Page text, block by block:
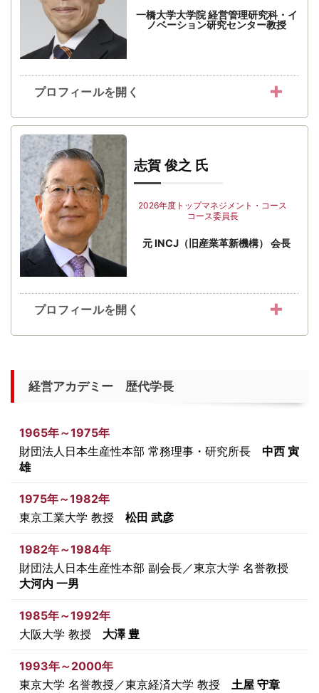
一橋大学大学院 経営管理研究科・イ
ノベーション研究センター教授
プロフィールを開く
志賀 俊之 氏
2026年度トップマネジメント・コース
コース委員長
元 INCJ（旧産業革新機構） 会長
プロフィールを開く
経営アカデミー 歴代学長
1965年～1975年
財団法人日本生産性本部 常務理事・研究所長 中西 寅
雄
1975年～1982年
東京工業大学 教授 松田 武彦
1982年～1984年
財団法人日本生産性本部 副会長／東京大学 名誉教授
大河内 一男
1985年～1992年
大阪大学 教授 大澤 豊
1993年～2000年
東京大学 名誉教授／東京経済大学 教授 土屋 守章